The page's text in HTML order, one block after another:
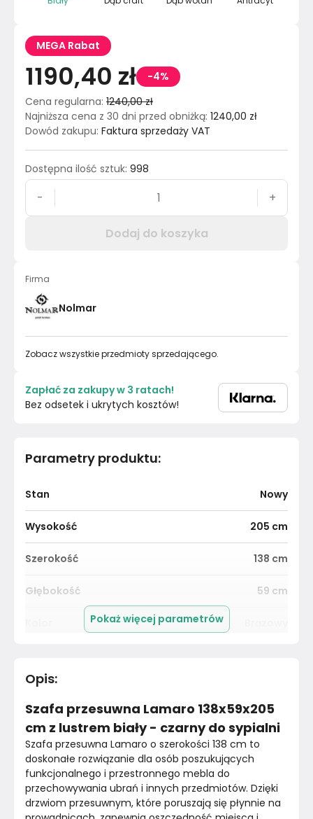
Parametry produktu:
Stan Nowy
Wysokość 205 cm
Szerokość 138 cm
Głębokość 59 cm
Materiał
Pomieszczenie Sypialnia
Kolor Korpusu
Kolor Brązy
Marka Nolmar
Pokaż więcej parametrów
Opis:
Szafa przesuwna Lamaro 138x59x205
cm z lustrem biały - czarny do sypialni
Szafa przesuwna Lamaro o szerokości 138 cm to
doskonałe rozwiązanie dla osób poszukujących
funkcjonalnego i przestronnego mebla do
przechowywania ubrań i innych przedmiotów. Dzięki
drzwiom przesuwnym, które poruszają się płynnie na
MEGA Rabat
1190,40 zł
-4%
Cena regularna: 1240,00 zł
Najniższa cena z 30 dni przed obniżką: 1240,00 zł
Dowód zakupu: Faktura sprzedaży VAT
Dostępna ilość sztuk: 998
- +
Dodaj do koszyka
Firma
Nolmar
Zobacz wszystkie przedmioty sprzedającego.
Zapłać za zakupy w 3 ratach!
Bez odsetek i ukrytych kosztów!